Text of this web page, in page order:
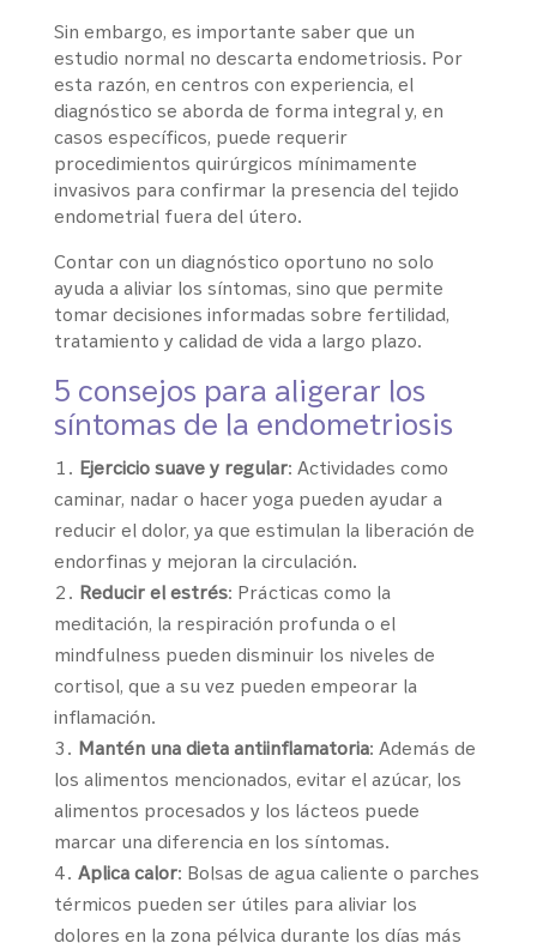
Sin embargo, es importante saber que un
estudio normal no descarta endometriosis. Por
esta razón, en centros con experiencia, el
diagnóstico se aborda de forma integral y, en
casos específicos, puede requerir
procedimientos quirúrgicos mínimamente
invasivos para confirmar la presencia del tejido
endometrial fuera del útero.
Contar con un diagnóstico oportuno no solo
ayuda a aliviar los síntomas, sino que permite
tomar decisiones informadas sobre fertilidad,
tratamiento y calidad de vida a largo plazo.
5 consejos para aligerar los
síntomas de la endometriosis
Ejercicio suave y regular: Actividades como
caminar, nadar o hacer yoga pueden ayudar a
reducir el dolor, ya que estimulan la liberación de
endorfinas y mejoran la circulación.
Reducir el estrés: Prácticas como la
meditación, la respiración profunda o el
mindfulness pueden disminuir los niveles de
cortisol, que a su vez pueden empeorar la
inflamación.
Mantén una dieta antiinflamatoria: Además de
los alimentos mencionados, evitar el azúcar, los
alimentos procesados y los lácteos puede
marcar una diferencia en los síntomas.
Aplica calor: Bolsas de agua caliente o parches
térmicos pueden ser útiles para aliviar los
dolores en la zona pélvica durante los días más